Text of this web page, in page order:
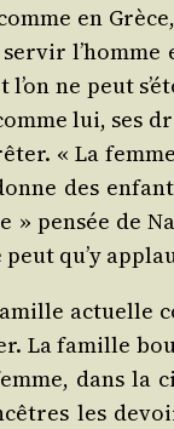
en
ne peut
lui, ses
« La
des
pen­sée de
qu’y
La famille
dans
les